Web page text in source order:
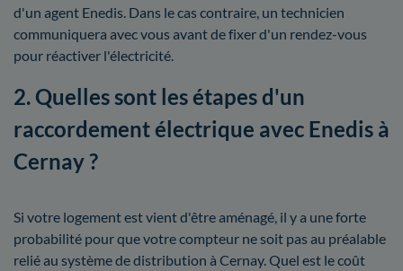
d'un agent Enedis. Dans le cas contraire, un technicien
communiquera avec vous avant de fixer d'un rendez-vous
pour réactiver l'électricité.
2. Quelles sont les étapes d'un
raccordement électrique avec Enedis à
Cernay ?
Si votre logement est vient d'être aménagé, il y a une forte
probabilité pour que votre compteur ne soit pas au préalable
relié au système de distribution à Cernay. Quel est le coût